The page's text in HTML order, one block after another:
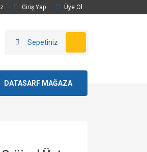
Giriş Yap Üye Ol
Sepetiniz
DATASARF MAĞAZA